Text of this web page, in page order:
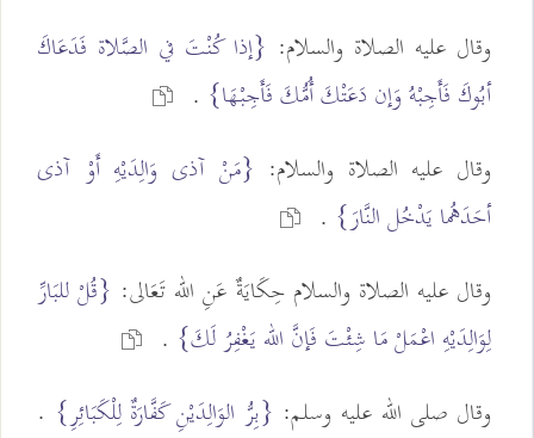
وقال عليه الصلاة والسلام: {إذا كُنْتَ في الصَّلاة فَدَعَاكَ
أبُوكَ فَأَجِبْهُ وَإن دَعَتْكَ أُمُّكَ فَأَجِبْهَا} .
وقال عليه الصلاة والسلام: {مَنْ آذى وَالِدَيْهِ أَوْ آذى
أحَدَهُما يَدْخُل النَّارَ} .
وقال عليه الصلاة والسلام حِكَايَةٌ عَنِ الله تَعَالى: {قُلْ للبَارِّ
لِوَالِدَيْهِ اعْمَلْ مَا شِئْتَ فَإنَّ الله يَغْفِرُ لَكَ} .
وقال صلى الله عليه وسلم: {بِرُّ الوَالِدَيْنِ كَفَّارَةٌ لِلْكَبَائِرِ} .